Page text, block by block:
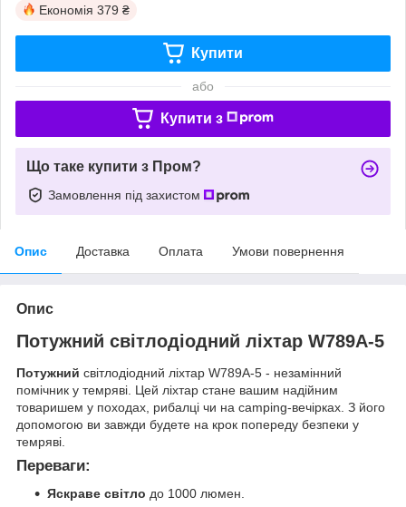
Економія 379 ₴
Купити
або
Купити з
Що таке купити з Пром?
Замовлення під захистом
Опис Доставка Оплата Умови повернення
Опис
Потужний світлодіодний ліхтар W789A-5
Потужний світлодіодний ліхтар W789A-5 - незамінний
помічник у темряві. Цей ліхтар стане вашим надійним
товаришем у походах, рибалці чи на camping-вечірках. З його
допомогою ви завжди будете на крок попереду безпеки у
темряві.
Переваги:
Яскраве світло до 1000 люмен.